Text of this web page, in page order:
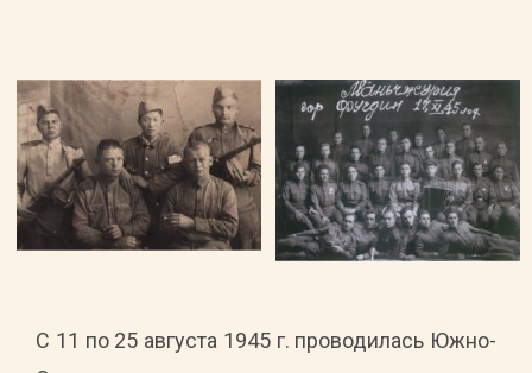
С 11 по 25 августа 1945 г. проводилась Южно-